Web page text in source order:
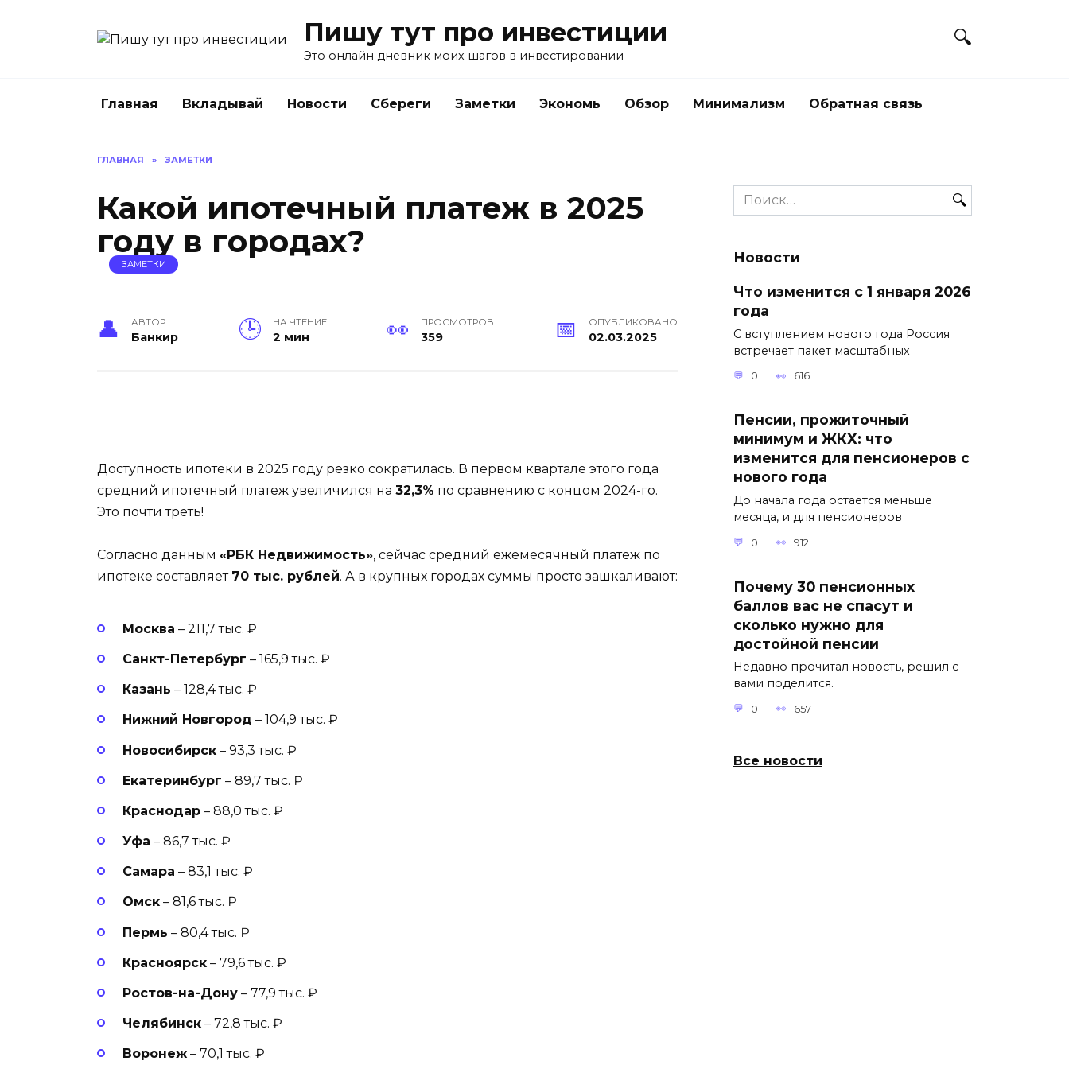
Пишу тут про инвестиции
Это онлайн дневник моих шагов в инвестировании
Главная Вкладывай Новости Сбереги Заметки Экономь Обзор Минимализм Обратная связь
ГЛАВНАЯ » ЗАМЕТКИ
Какой ипотечный платеж в 2025
году в городах?
ЗАМЕТКИ
АВТОР
Банкир
НА ЧТЕНИЕ
2 мин
ПРОСМОТРОВ
359
ОПУБЛИКОВАНО
02.03.2025
Доступность ипотеки в 2025 году резко сократилась. В первом квартале этого года
средний ипотечный платеж увеличился на 32,3% по сравнению с концом 2024-го.
Это почти треть!
Согласно данным «РБК Недвижимость», сейчас средний ежемесячный платеж по
ипотеке составляет 70 тыс. рублей. А в крупных городах суммы просто зашкаливают:
Москва – 211,7 тыс. ₽
Санкт-Петербург – 165,9 тыс. ₽
Казань – 128,4 тыс. ₽
Нижний Новгород – 104,9 тыс. ₽
Новосибирск – 93,3 тыс. ₽
Екатеринбург – 89,7 тыс. ₽
Краснодар – 88,0 тыс. ₽
Уфа – 86,7 тыс. ₽
Самара – 83,1 тыс. ₽
Омск – 81,6 тыс. ₽
Пермь – 80,4 тыс. ₽
Красноярск – 79,6 тыс. ₽
Ростов-на-Дону – 77,9 тыс. ₽
Челябинск – 72,8 тыс. ₽
Воронеж – 70,1 тыс. ₽
Search
for:
Новости
Что изменится с 1 января 2026
года
С вступлением нового года Россия
встречает пакет масштабных
0 616
Пенсии, прожиточный
минимум и ЖКХ: что
изменится для пенсионеров с
нового года
До начала года остаётся меньше
месяца, и для пенсионеров
0 912
Почему 30 пенсионных
баллов вас не спасут и
сколько нужно для
достойной пенсии
Недавно прочитал новость, решил с
вами поделится.
0 657
Все новости